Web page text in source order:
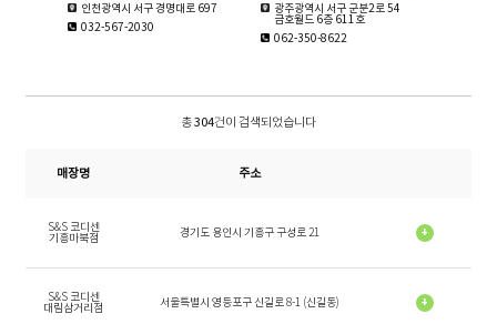
인천광역시 서구 경명대로 697
032-567-2030
광주광역시 서구 군분2로 54
금호월드 6층 611호
062-350-8622
총304건이 검색되었습니다
매장명 주소
S&S 코디센
기흥마북점 경기도 용인시 기흥구 구성로 21 +
S&S 코디센
대림삼거리점 서울특별시 영등포구 신길로 8-1 (신길동) +